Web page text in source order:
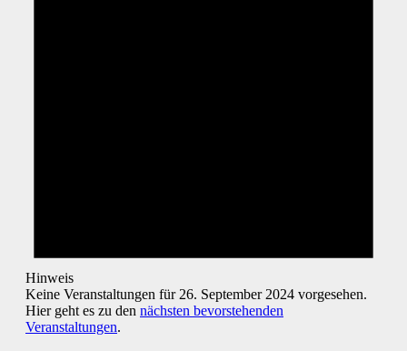
Hinweis
Keine Veranstaltungen für 26. September 2024 vorgesehen.
Hier geht es zu den nächsten bevorstehenden
Veranstaltungen.